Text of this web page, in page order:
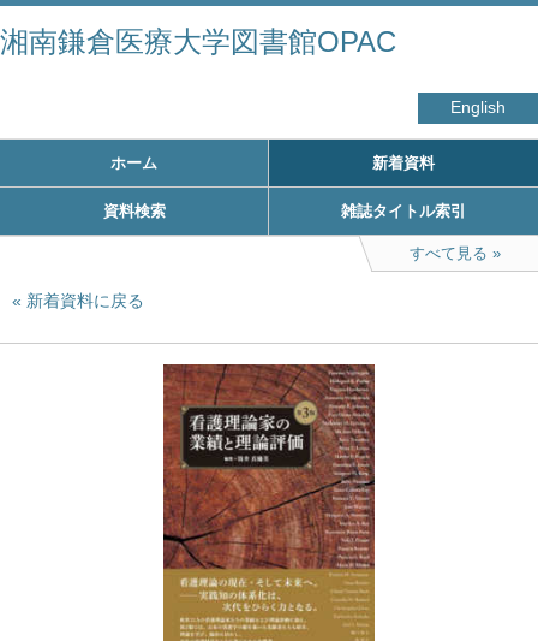
湘南鎌倉医療大学図書館OPAC
English
ホーム 新着資料
資料検索 雑誌タイトル索引
すべて見る
新着資料に戻る